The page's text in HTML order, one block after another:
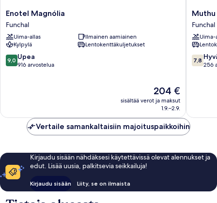
Enotel
Magnólia
Funchal
Enotel Magnólia
Funchal
Uima-allas
Ilmainen aamiainen
Kylpylä
Lentokenttäkuljetukset
9.0
kautta
9,0 Upea
916 arvostelua
Hinta
on
204 €
204 €
sisältää verot ja maksut
1.9.–2.9.
Muthu
Raga
Madeira
Hotel
Funchal
Muthu
Funchal
Uima-
7.8
kautta
7,8
256
Vertaile samankaltaisiin majoituspaikkoihin
Kirjaudu sisään nähdäksesi käytettävissä olevat alennukset ja
edut. Lisää uusia, palkitsevia seikkailuja!
Kirjaudu sisään Liity, se on ilmaista